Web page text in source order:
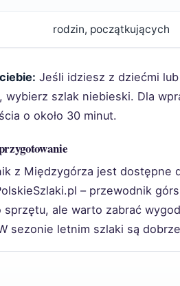
rodzin, początkujących
Jeśli idziesz z dziećmi
szlak niebieski. Dla
o około 30 minut.
z Międzygórza jest dostępne
– przewodnik
sprzętu, ale warto zabrać
sezonie letnim szlaki są